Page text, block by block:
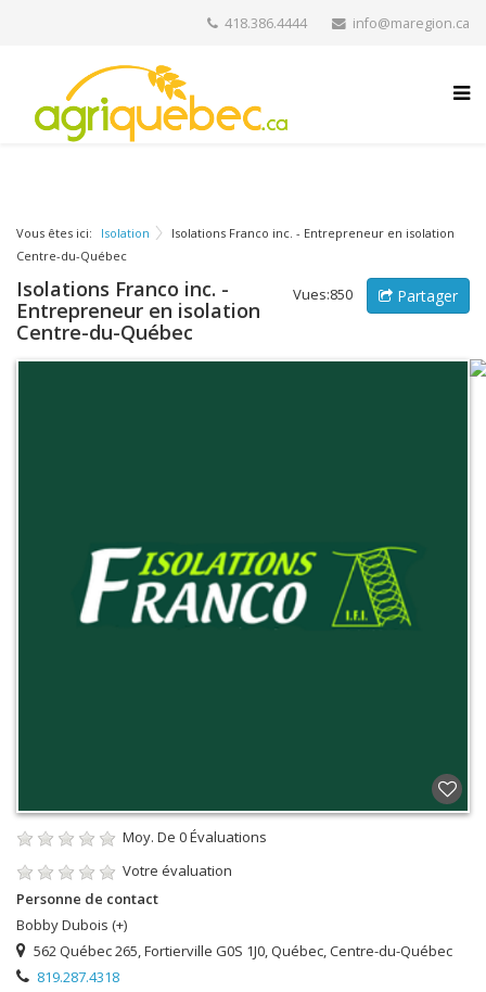
418.386.4444 info@maregion.ca
Vous êtes ici: Isolation
Isolations Franco inc. - Entrepreneur en isolation
Centre-du-Québec
Vues:850 Partager
Isolations Franco inc. -
Entrepreneur en isolation
Centre-du-Québec
Moy. De 0Évaluations
Votre évaluation
Personne de contact
Bobby Dubois (+)
562 Québec 265, Fortierville G0S 1J0, Québec, Centre-du-Québec
819.287.4318